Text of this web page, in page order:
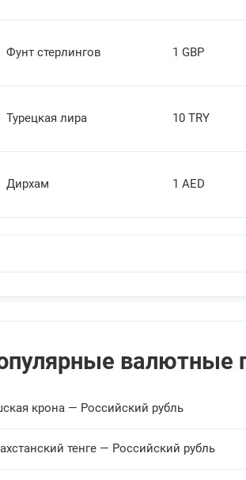
Фунт стерлингов 1 GBP
Турецкая лира 10 TRY
Дирхам 1 AED
Бразильский реал 1 BRL
валютные
крона — Российский рубль
тенге — Российский рубль